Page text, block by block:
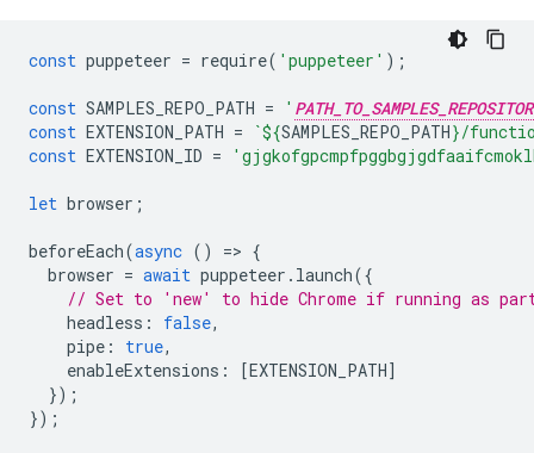
const puppeteer = require( 'puppeteer' );
const SAMPLES_REPO_PATH = '
const EXTENSION_PATH = `${SAMPLES_REPO_PATH}/
const EXTENSION_ID =
let browser ;
beforeEach(async () => {
browser = await puppeteer . launch({
// Set to 'new' to hide Chrome if running as
headless : false,
pipe : true,
enableExtensions : [EXTENSION_PATH]
});
});